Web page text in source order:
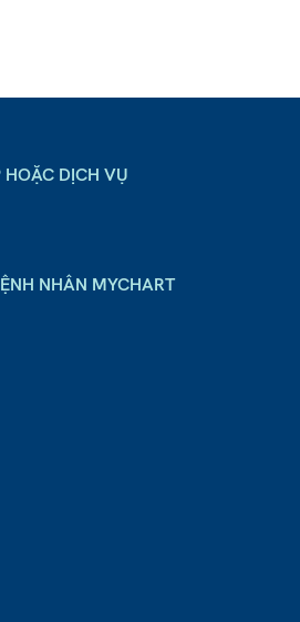
DỊCH VỤ
NHÂN MYCHART